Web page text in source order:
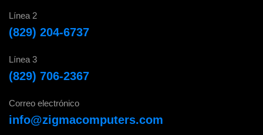
Línea 2
(829) 204-6737
Línea 3
(829) 706-2367
Correo electrónico
info@zigmacomputers.com